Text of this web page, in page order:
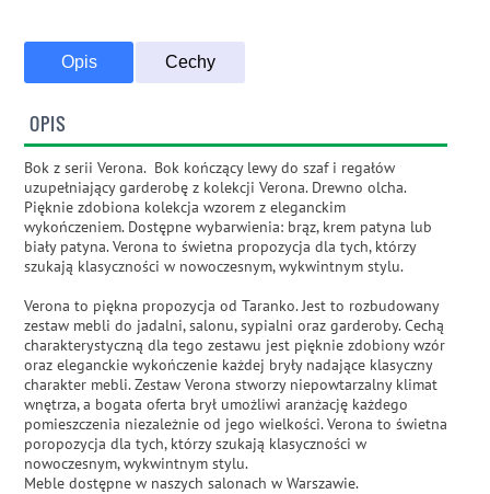
Opis Cechy
OPIS
Bok z serii Verona. Bok kończący lewy do szaf i regałów
uzupełniający garderobę z kolekcji Verona. Drewno olcha.
Pięknie zdobiona kolekcja wzorem z eleganckim
wykończeniem. Dostępne wybarwienia: brąz, krem patyna lub
biały patyna. Verona to świetna propozycja dla tych, którzy
szukają klasyczności w nowoczesnym, wykwintnym stylu.
Verona to piękna propozycja od Taranko. Jest to rozbudowany
zestaw mebli do jadalni, salonu, sypialni oraz garderoby. Cechą
charakterystyczną dla tego zestawu jest pięknie zdobiony wzór
oraz eleganckie wykończenie każdej bryły nadające klasyczny
charakter mebli. Zestaw Verona stworzy niepowtarzalny klimat
wnętrza, a bogata oferta brył umożliwi aranżację każdego
pomieszczenia niezależnie od jego wielkości. Verona to świetna
poropozycja dla tych, którzy szukają klasyczności w
nowoczesnym, wykwintnym stylu.
Meble dostępne w naszych salonach w Warszawie.